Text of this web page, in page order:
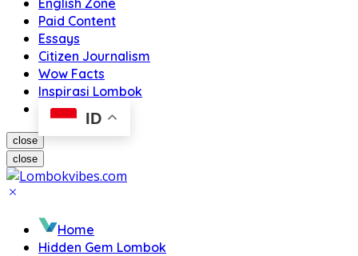
English Zone
Paid Content
Essays
Citizen Journalism
Wow Facts
Inspirasi Lombok
ID
close
close
Home
Hidden Gem Lombok